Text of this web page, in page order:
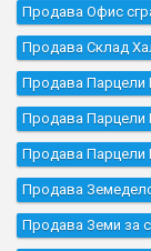
Продава Офис
Продава Склад
Продава Парцели
Продава
Продава Парцели
Продава
Продава Земи за